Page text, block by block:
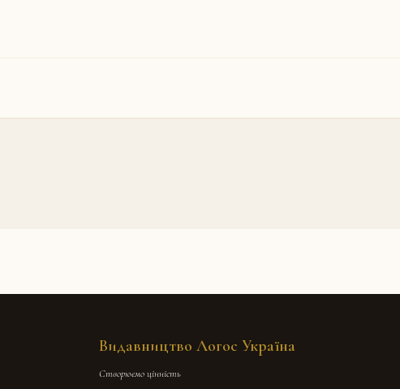
Видавництво Логос Україна
Створюємо цінність